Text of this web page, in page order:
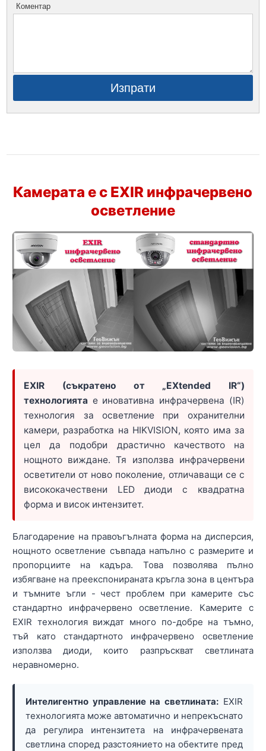
Коментар
Изпрати
Камерата е с EXIR инфрачервено
осветление
EXIR (съкратено от „EXtended IR“)
технологията е иновативна инфрачервена (IR)
технология за осветление при охранителни
камери, разработка на HIKVISION, която има за
цел да подобри драстично качеството на
нощното виждане. Тя използва инфрачервени
осветители от ново поколение, отличаващи се с
висококачествени LED диоди с квадратна
форма и висок интензитет.
Благодарение на правоъгълната форма на дисперсия,
нощното осветление съвпада напълно с размерите и
пропорциите на кадъра. Това позволява пълно
избягване на преекспонираната кръгла зона в центъра
и тъмните ъгли - чест проблем при камерите със
стандартно инфрачервено осветление. Камерите с
EXIR технология виждат много по-добре на тъмно,
тъй като стандартното инфрачервено осветление
използва диоди, които разпръскват светлината
неравномерно.
Интелигентно управление на светлината: EXIR
технологията може автоматично и непрекъснато
да регулира интензитета на инфрачервената
светлина според разстоянието на обектите пред